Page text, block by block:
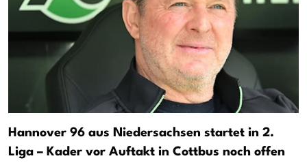
Hannover 96 aus Niedersachsen startet in 2.
Liga – Kader vor Auftakt in Cottbus noch offen